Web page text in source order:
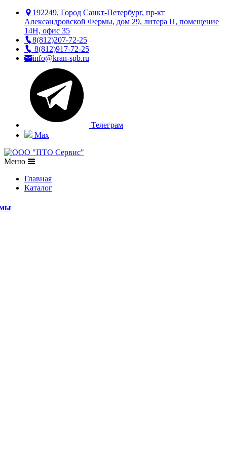
192249, Город Санкт-Петербург, пр-кт
Александровской Фермы, дом 29, литера П, помещение
14Н, офис 35
8(812)207-72-25
8(812)917-72-25
info@kran-spb.ru
Телеграм
Max
Меню
Главная
Каталог